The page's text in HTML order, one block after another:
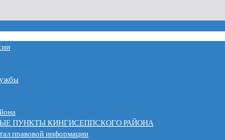
ПУНКТЫ КИНГИСЕППСКОГО РАЙОНА
правовой информации